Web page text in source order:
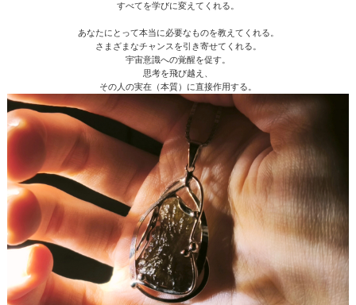
すべてを学びに変えてくれる。
あなたにとって本当に必要なものを教えてくれる。
さまざまなチャンスを引き寄せてくれる。
宇宙意識への覚醒を促す。
思考を飛び越え、
その人の実在（本質）に直接作用する。